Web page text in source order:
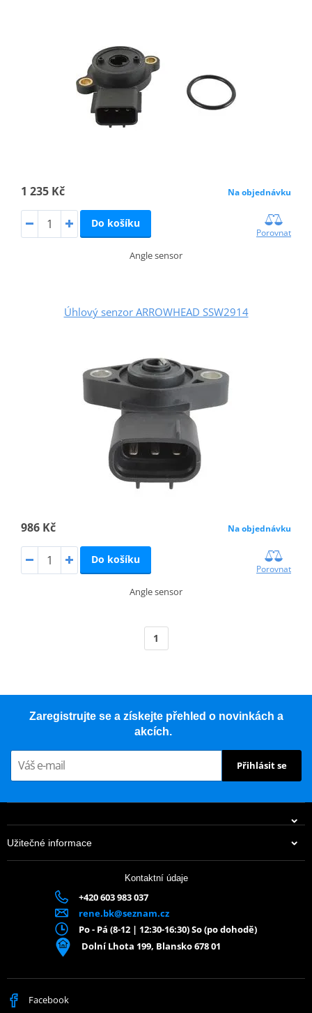
1 235 Kč Na objednávku
Do košíku
Porovnat
Angle sensor
Úhlový senzor ARROWHEAD SSW2914
986 Kč Na objednávku
Do košíku
Porovnat
Angle sensor
1
Zaregistrujte se a získejte přehled o novinkách a
akcích.
Přihlásit se
Užitečné informace
Kontaktní údaje
+420 603 983 037
rene.bk@seznam.cz
Po - Pá (8-12 | 12:30-16:30) So (po dohodě)
Dolní Lhota 199, Blansko 678 01
Facebook